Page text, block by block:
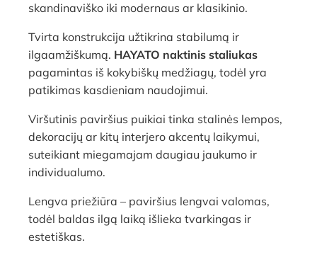
skandinaviško iki modernaus ar klasikinio.
Tvirta konstrukcija užtikrina stabilumą ir
ilgaamžiškumą. HAYATO naktinis staliukas
pagamintas iš kokybiškų medžiagų, todėl yra
patikimas kasdieniam naudojimui.
Viršutinis paviršius puikiai tinka stalinės lempos,
dekoracijų ar kitų interjero akcentų laikymui,
suteikiant miegamajam daugiau jaukumo ir
individualumo.
Lengva priežiūra – paviršius lengvai valomas,
todėl baldas ilgą laiką išlieka tvarkingas ir
estetiškas.